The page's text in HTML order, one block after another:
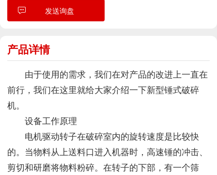
发送询盘
产品详情
由于使用的需求，我们在对产品的改进上一直在
前行，我们在这里就给大家介绍一下新型锤式破碎
机。
设备工作原理
电机驱动转子在破碎室内的旋转速度是比较快
的。当物料从上送料口进入机器时，高速锤的冲击、
剪切和研磨将物料粉碎。在转子的下部，有一个筛